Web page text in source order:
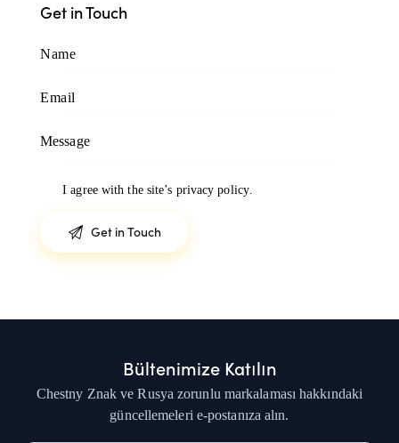
Get in Touch
I agree with the site’s privacy policy.
Bültenimize Katılın
Chestny Znak ve Rusya zorunlu markalaması hakkındaki
güncellemeleri e-postanıza alın.